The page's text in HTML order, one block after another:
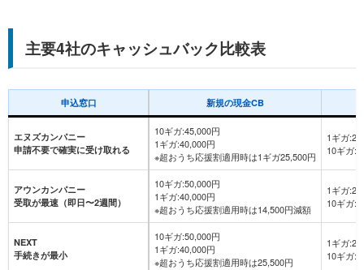
主要4社のキャッシュバック比較表
申込窓口 新規の現金CB
エヌズカンパニー
申請不要で確実に受け取れる
10ギガ:45,000円
1ギガ:40,000円
※超おうち応援割適用時は1ギガ25,500円
1ギガ
10ギガ:
アウンカンパニー
受取が最速（即日〜2週間）
10ギガ:50,000円
1ギガ:40,000円
※超おうち応援割適用時は14,500円減額
1ギガ
10ギガ:
NEXT
手続きが最小
10ギガ:50,000円
1ギガ:40,000円
※超おうち応援割適用時は25,500円
1ギガ
10ギガ: